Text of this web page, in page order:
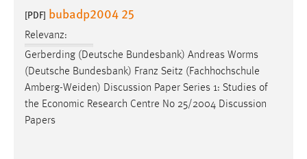
[PDF] bubadp2004 25
Relevanz:
Gerberding (Deutsche Bundesbank) Andreas Worms
(Deutsche Bundesbank) Franz Seitz (Fachhochschule
Amberg-Weiden) Discussion Paper Series 1: Studies of
the Economic Research Centre No 25/2004 Discussion
Papers